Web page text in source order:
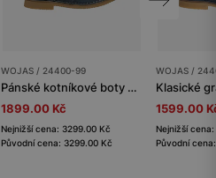
WOJAS / 24400-99
Pánské kotníkové boty chukka
1899.00 Kč
Nejnižší cena: 3299.00 Kč
Původní cena: 3299.00 Kč
WOJAS /
1599.00
Nejnižší
Původní